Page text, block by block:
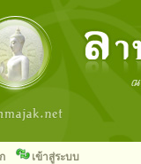
เข้าสู่ระบบ